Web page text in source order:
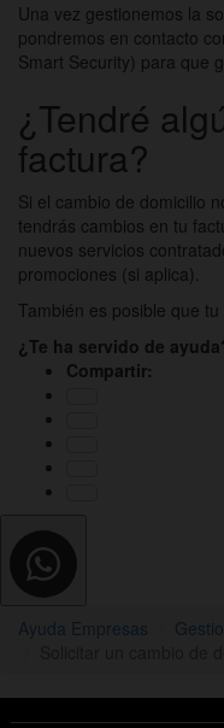
Una vez gestionemos la
pondremos en contacto
Smart Security) para que
¿Tendré
factura?
Si el cambio de domicilio
tendrás cambios en tu
nuevos servicios
promociones (si aplica).
También es posible que
¿Te ha servido de
Compartir:
Ayuda Empresas